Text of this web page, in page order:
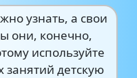
узнать, а свои
они, конечно,
используйте
детскую